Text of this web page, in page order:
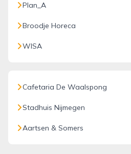
Plan_A
Broodje Horeca
WISA
Cafetaria De Waalspong
Stadhuis Nijmegen
Aartsen & Somers